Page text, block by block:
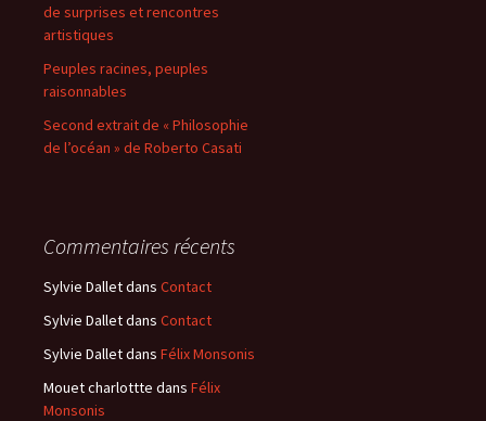
de surprises et rencontres
artistiques
Peuples racines, peuples
raisonnables
Second extrait de « Philosophie
de l’océan » de Roberto Casati
Commentaires récents
Sylvie Dalletdans Contact
Sylvie Dalletdans Contact
Sylvie Dalletdans Félix Monsonis
Mouet charlottte dans Félix
Monsonis